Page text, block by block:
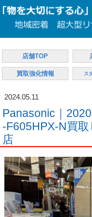
店舗TOP
買取強化情報 ス
2024.05.11
Panasonic｜
-F605HPX-N買
店